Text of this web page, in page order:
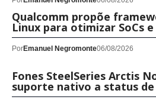
Qualcomm propõe
Linux para otimizar SoCs
PorEmanuel Negromonte06/08/2026
Fones SteelSeries Arctis
suporte nativo a status